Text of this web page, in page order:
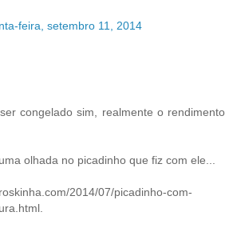
feira, setembro 11, 2014
congelado sim, realmente o rendimento
olhada no picadinho que fiz com ele...
2014/07/picadinho-com-